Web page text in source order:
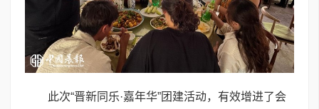
此次“晋新同乐·嘉年华”团建活动，有效增进了会